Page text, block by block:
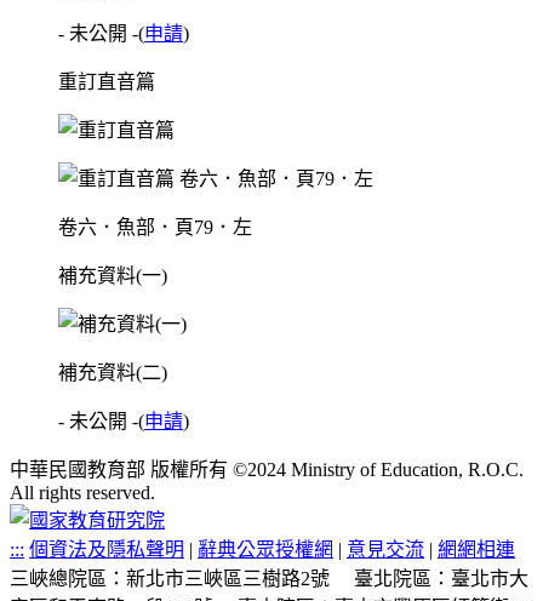
- 未公開 -(申請)
重訂直音篇
卷六．魚部．頁79．左
補充資料(一)
補充資料(二)
- 未公開 -(申請)
中華民國教育部 版權所有 ©2024 Ministry of Education, R.O.C.
All rights reserved.
::: 個資法及隱私聲明 | 辭典公眾授權網 | 意見交流 | 網網相連
三峽總院區：新北市三峽區三樹路2號
臺北院區：臺北市大